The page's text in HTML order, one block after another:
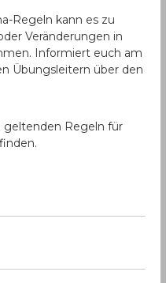
Regeln kann es zu
Veränderungen in
Informiert euch am
Übungsleitern über den
geltenden Regeln für